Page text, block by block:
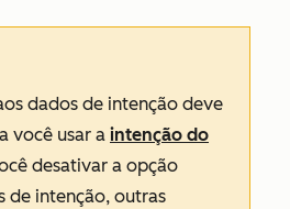
dados de intenção deve
você usar a intenção do
desativar a opção
de intenção, outras